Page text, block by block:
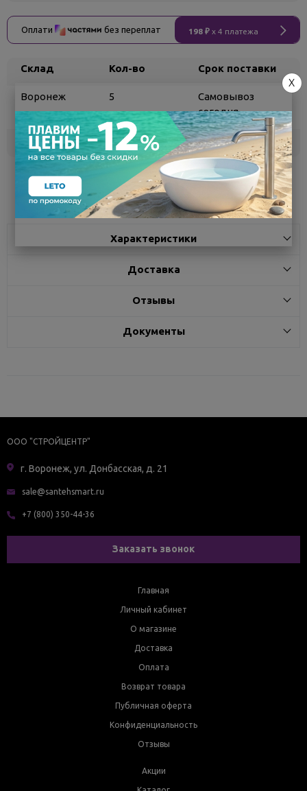
Оплати без переплат 198 ₽ x 4 платежа
Склад Кол-во Срок поставки
Воронеж 5
Самовывоз
сегодня
Белгород под заказ 3 - 7 дней
Поделиться
Характеристики
Доставка
Отзывы
Документы
ООО "СТРОЙЦЕНТР"
г. Воронеж, ул. Донбасская, д. 21
sale@santehsmart.ru
+7 (800) 350-44-36
Заказать звонок
Главная
Личный кабинет
О магазине
Доставка
Оплата
Возврат товара
Публичная оферта
Конфиденциальность
Отзывы
Акции
X